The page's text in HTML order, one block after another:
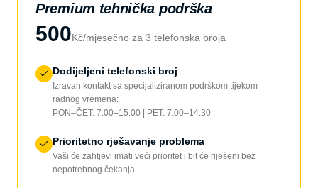
Premium tehnička podrška
500Kč/mjesečno za 3 telefonska broja
Dodijeljeni telefonski broj
Izravan kontakt sa specijaliziranom podrškom tijekom
radnog vremena:
PON–ČET: 7:00–15:00 | PET: 7:00–14:30
Prioritetno rješavanje problema
Vaši će zahtjevi imati veći prioritet i bit će riješeni bez
nepotrebnog čekanja.